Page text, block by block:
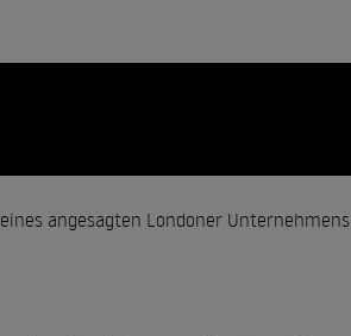
angesagten Londoner Unternehmens